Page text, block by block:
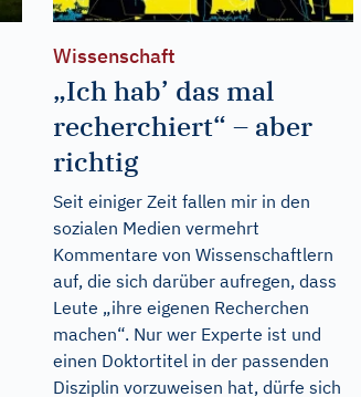
Wissenschaft
„Ich hab’ das mal
recherchiert“ – aber
richtig
Seit einiger Zeit fallen mir in den
sozialen Medien vermehrt
Kommentare von Wissenschaftlern
auf, die sich darüber aufregen, dass
Leute „ihre eigenen Recherchen
machen“. Nur wer Experte ist und
einen Doktortitel in der passenden
Disziplin vorzuweisen hat, dürfe sich